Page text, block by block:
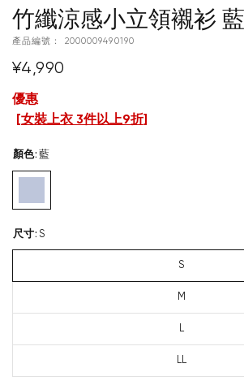
竹纖涼感小立領襯衫 藍
產品編號： 2000009490190
¥4,990
優惠
女裝上衣 3件以上9折]
顏色: 藍
尺寸: S
S
M
L
LL